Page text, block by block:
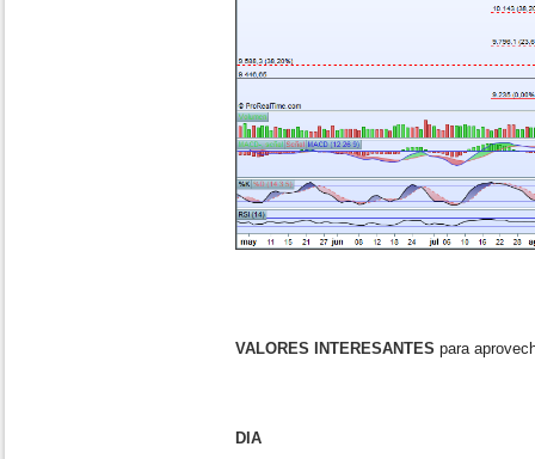
VALORES INTERESANTES para
DIA